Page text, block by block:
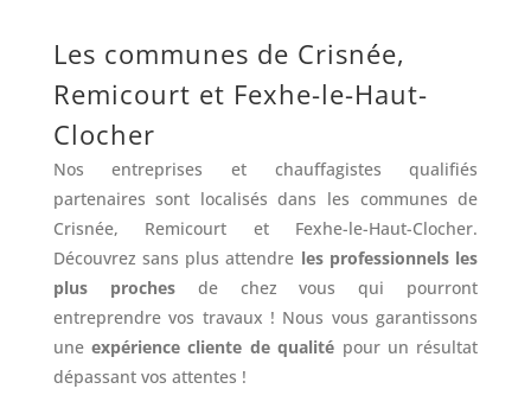
Les communes de Crisnée,
Remicourt et Fexhe-le-Haut-
Clocher
Nos entreprises et chauffagistes qualifiés
partenaires sont localisés dans les communes de
Crisnée, Remicourt et Fexhe-le-Haut-Clocher.
Découvrez sans plus attendre les professionnels les
plus prochesde chez vous qui pourront
entreprendre vos travaux ! Nous vous garantissons
uneexpérience cliente de qualité pour un résultat
dépassant vos attentes !